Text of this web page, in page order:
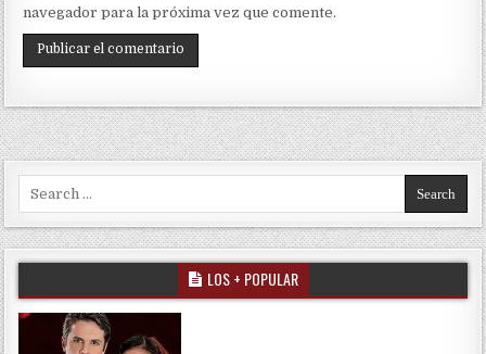
navegador para la próxima vez que comente.
LOS + POPULAR